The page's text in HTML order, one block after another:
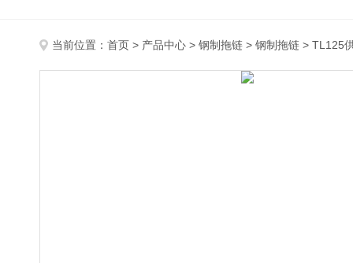
当前位置： 首页 > 产品中心 > 钢制拖链 > 钢制拖链 > TL125